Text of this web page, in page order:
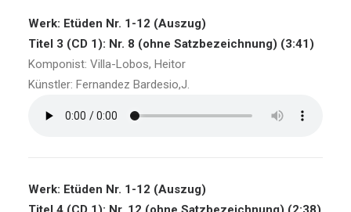
Werk: Etüden Nr. 1-12 (Auszug)
Titel 3 (CD 1): Nr. 8 (ohne Satzbezeichnung) (3:41)
Komponist: Villa-Lobos, Heitor
Künstler: Fernandez Bardesio,J.
Werk: Etüden Nr. 1-12 (Auszug)